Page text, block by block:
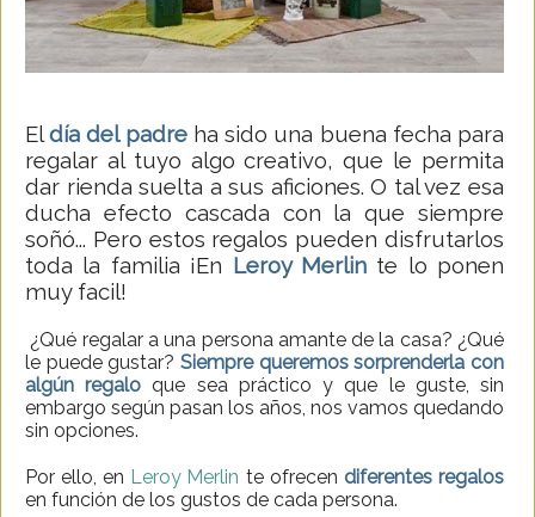
Eldía del padreha sido una buena fecha para
regalar al tuyo algo creativo, que le permita
dar rienda suelta a sus aficiones. O tal vez esa
ducha efecto cascada con la que siempre
soñó... Pero estos regalos pueden disfrutarlos
toda la familia ¡En Leroy Merlinte lo ponen
muy facil!
¿Qué regalar a una persona amante de la casa? ¿Qué
le puede gustar? Siempre queremos sorprenderla con
algún regalo que sea práctico y que le guste, sin
embargo según pasan los años, nos vamos quedando
sin opciones.
Por ello, en Leroy Merlin te ofrecen diferentes regalos
en función de los gustos de cada persona.